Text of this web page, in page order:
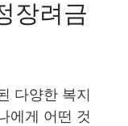
장려금
다양한 복지
에게 어떤 것